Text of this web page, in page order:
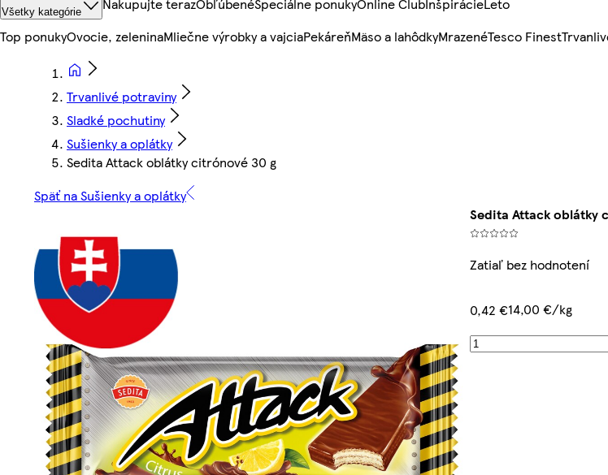
Všetky kategórie Nakupujte terazObľúbenéŠpeciálne ponukyOnline ClubInšpirácieLeto
Top ponukyOvocie, zeleninaMliečne výrobky a vajciaPekáreňMäso a lahôdkyMrazenéTesco Finest
Trvanlivé potraviny
Sladké pochutiny
Sušienky a oplátky
Sedita Attack oblátky citrónové 30 g
Späť na Sušienky a oplátky
Sedita Attack oblátky
Zatiaľ bez hodnotení
0,42 €14,00 €/kg